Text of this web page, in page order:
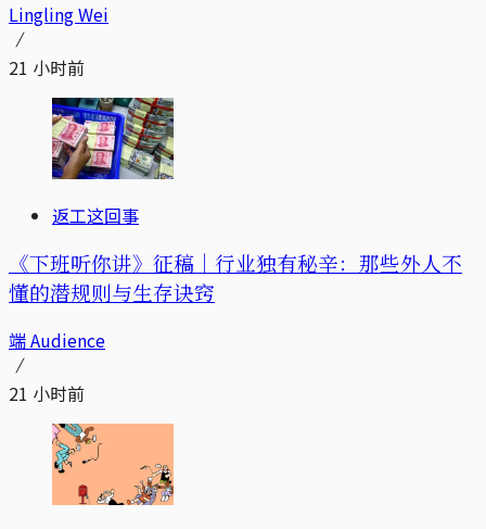
Lingling Wei
21 小时前
返工这回事
《下班听你讲》征稿｜行业独有秘辛：那些外人不
懂的潜规则与生存诀窍
端 Audience
21 小时前